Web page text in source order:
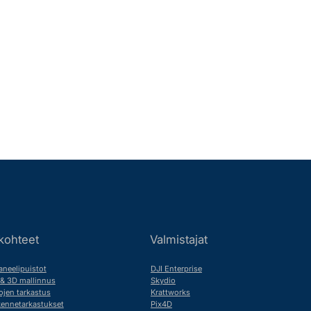
3D mallinnus
tarkastus
Valmistajat
DJI Enterprise
Skydio
Krattworks
Pix4D